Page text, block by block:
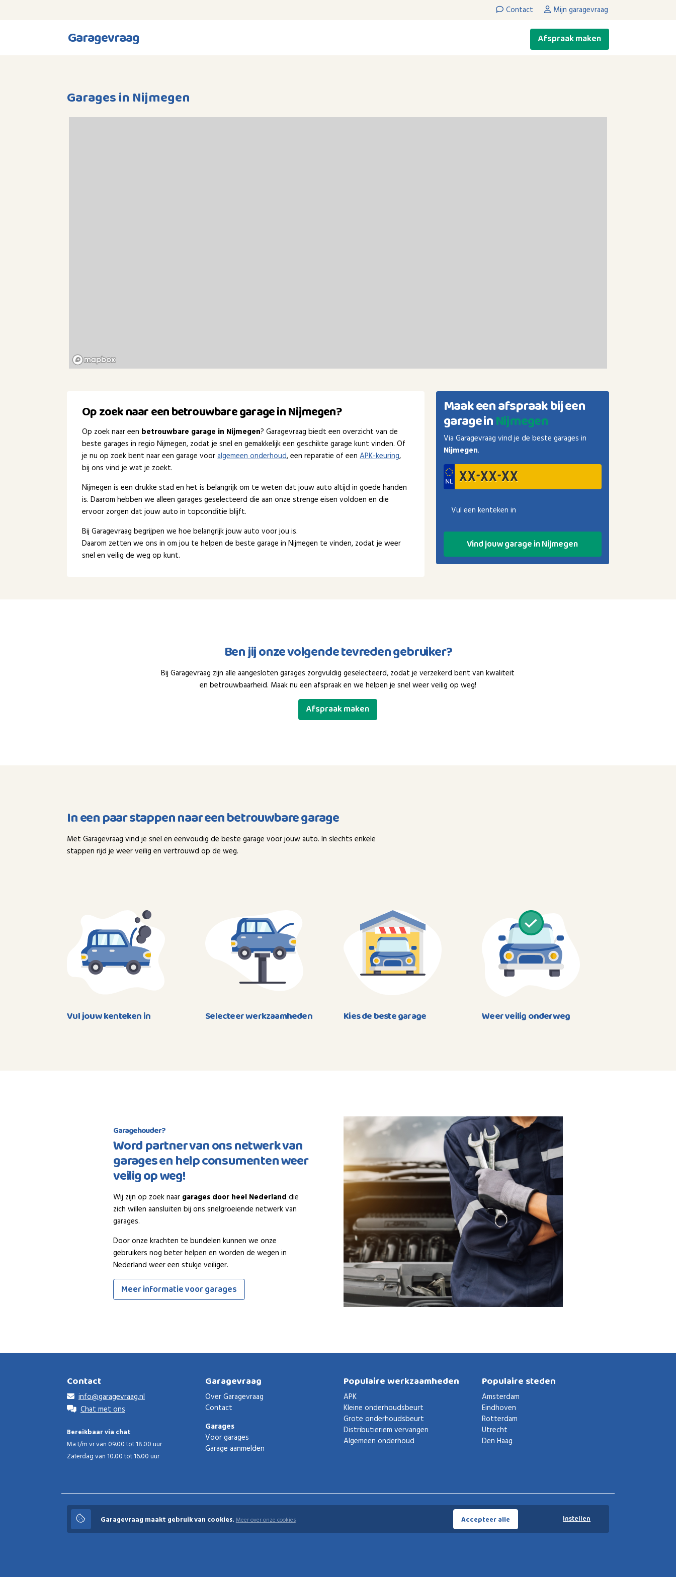
Contact Mijn garagevraag
Garagevraag Afspraak maken
Garages in Nijmegen
Op zoek naar een betrouwbare garage in Nijmegen?
Op zoek naar een betrouwbare garage in Nijmegen? Garagevraag biedt een overzicht van de
beste garages in regio Nijmegen, zodat je snel en gemakkelijk een geschikte garage kunt vinden. Of
je nu op zoek bent naar een garage vooralgemeen onderhoud, een reparatie of eenAPK-keuring,
bij ons vind je wat je zoekt.
Nijmegen is een drukke stad en het is belangrijk om te weten dat jouw auto altijd in goede handen
is. Daarom hebben we alleen garages geselecteerd die aan onze strenge eisen voldoen en die
ervoor zorgen dat jouw auto in topconditie blijft.
Bij Garagevraag begrijpen we hoe belangrijk jouw auto voor jou is.
Daarom zetten we ons in om jou te helpen de beste garage in Nijmegen te vinden, zodat je weer
snel en veilig de weg op kunt.
Maak een afspraak bij een
garage inNijmegen
Via Garagevraag vind je de beste garages in
Nijmegen.
Vul een kenteken in
Vind jouw garage in Nijmegen
Ben jij onze volgende tevreden gebruiker?
Bij Garagevraag zijn alle aangesloten garages zorgvuldig geselecteerd, zodat je verzekerd bent van kwaliteit
en betrouwbaarheid. Maak nu een afspraak en we helpen je snel weer veilig op weg!
Afspraak maken
In een paar stappen naar een betrouwbare garage
Met Garagevraag vind je snel en eenvoudig de beste garage voor jouw auto. In slechts enkele
stappen rijd je weer veilig en vertrouwd op de weg.
Vul jouw kenteken in Selecteer werkzaamheden Kies de beste garage Weer veilig onderweg
Garagehouder?
Word partner van ons netwerk van
garages en help consumenten weer
veilig op weg!
Wij zijn op zoek naar garages door heel Nederland die
zich willen aansluiten bij ons snelgroeiende netwerk van
garages.
Door onze krachten te bundelen kunnen we onze
gebruikers nog beter helpen en worden de wegen in
Nederland weer een stukje veiliger.
Meer informatie voor garages
Contact
info@garagevraag.nl
Chat met ons
Bereikbaar via chat
Ma t/m vr van 09.00 tot 18.00 uur
Zaterdag van 10.00 tot 16.00 uur
Garagevraag
Over Garagevraag
Contact
Garages
Voor garages
Garage aanmelden
Populaire werkzaamheden
APK
Kleine onderhoudsbeurt
Grote onderhoudsbeurt
Distributieriem vervangen
Algemeen onderhoud
Populaire steden
Amsterdam
Eindhoven
Rotterdam
Utrecht
Den Haag
Garagevraag
© 2026 Garagevraag - V1.3.5 - Alle rechten voorbehouden
Voorwaarden Privacybeleid Privacy instellingen
Garagevraag maakt gebruik van cookies.Meer over onze cookies Accepteer alle Instellen